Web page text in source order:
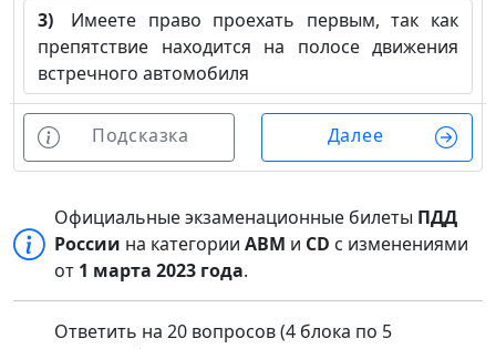
3) Имеете право проехать первым, так как
препятствие находится на полосе движения
встречного автомобиля
Подсказка Далее
Официальные экзаменационные билеты ПДД
России на категорииABM и CD с изменениями
от 1 марта 2023 года.
Ответить на 20 вопросов (4 блока по 5